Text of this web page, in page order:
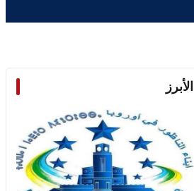
الأبرز